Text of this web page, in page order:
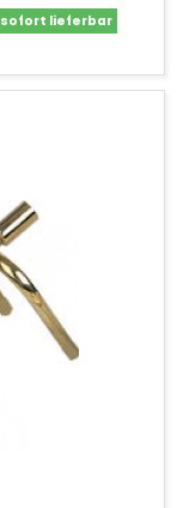
sofort lieferbar